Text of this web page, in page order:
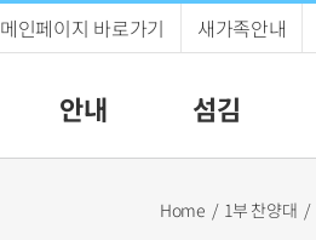
메인페이지 바로가기 새가족안내
안내 섬김
Home 1부 찬양대